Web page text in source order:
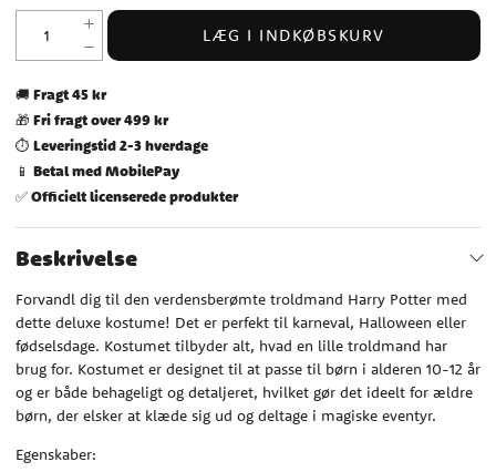
LÆG I INDKØBSKURV
🚚 Fragt 45 kr
🎁 Fri fragt over 499 kr
⏱️ Leveringstid 2-3 hverdage
📱 Betal med MobilePay
✅Officielt licenserede produkter
Beskrivelse
Forvandl dig til den verdensberømte troldmand Harry Potter med
dette deluxe kostume! Det er perfekt til karneval, Halloween eller
fødselsdage. Kostumet tilbyder alt, hvad en lille troldmand har
brug for. Kostumet er designet til at passe til børn i alderen 10-12 år
og er både behageligt og detaljeret, hvilket gør det ideelt for ældre
børn, der elsker at klæde sig ud og deltage i magiske eventyr.
Egenskaber: